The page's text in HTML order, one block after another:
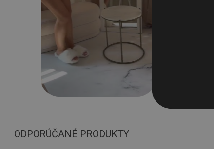
ODPORÚČANÉ PRODUKTY